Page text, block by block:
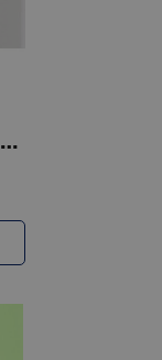
Viena dzejoļa analīzes antoloģija